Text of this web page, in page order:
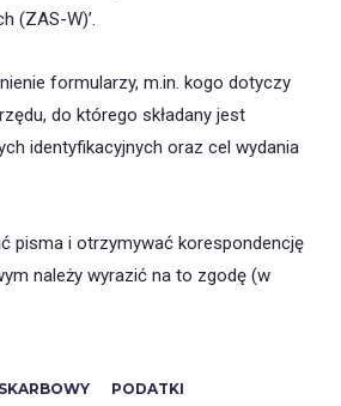
(ZAS⁠-⁠W)’.
formularzy, m.in. kogo dotyczy
do którego składany jest
identyfikacyjnych oraz cel wydania
pisma i otrzymywać korespondencję
należy wyrazić na to zgodę (w
PODATKI